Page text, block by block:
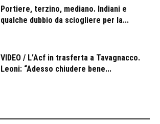
Portiere, terzino, mediano. Indiani e
qualche dubbio da sciogliere per la...
VIDEO / L’Acf in trasferta a Tavagnacco.
Leoni: “Adesso chiudere bene...